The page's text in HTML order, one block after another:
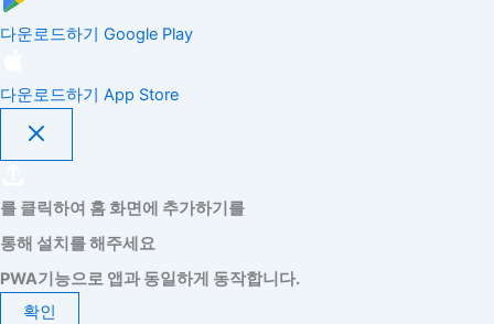
다운로드하기 Google Play
다운로드하기 App Store
를 클릭하여 홈 화면에 추가하기를
통해 설치를 해주세요
PWA기능으로 앱과 동일하게 동작합니다.
확인